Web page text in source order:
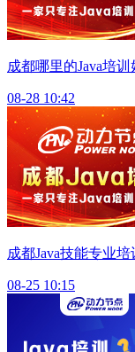
成都哪里的Java培训
08-28 10:42
成都Java技能专业
08-25 10:15